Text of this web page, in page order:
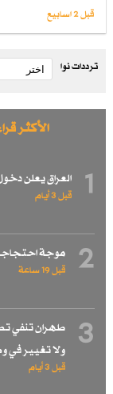
قبل 2 اسابیع
ترددات نوا
الأكثر
1 العراق يعلن دخول أكثر من 4.8 مليون زائر
قبل 3 أيام
2 موجة
قبل 19 ساعة
3
طهران تنفي
ولا تغيير
قبل 3 أيام